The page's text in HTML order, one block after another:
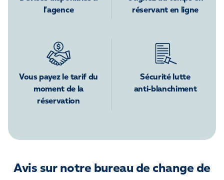
l’agence
réservant en ligne
Vous payez le tarif du
moment de la
réservation
Sécurité lutte
anti-blanchiment
Avis sur notre bureau de change de